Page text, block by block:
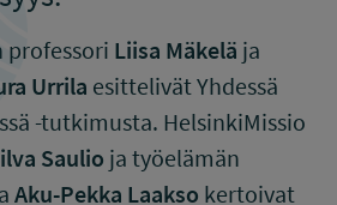
professori Liisa Mäkelä ja
Urrila esittelivät Yhdessä
-tutkimusta. HelsinkiMissio
Saulio ja työelämän
Aku-Pekka Laakso kertoivat